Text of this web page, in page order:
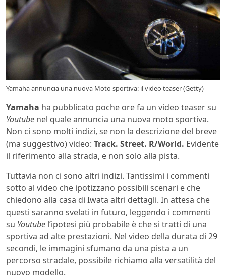
Yamaha annuncia una nuova Moto sportiva: il video teaser (Getty)
Yamaha ha pubblicato poche ore fa un video teaser su
Youtube nel quale annuncia una nuova moto sportiva.
Non ci sono molti indizi, se non la descrizione del breve
(ma suggestivo) video: Track. Street. R/World. Evidente
il riferimento alla strada, e non solo alla pista.
Tuttavia non ci sono altri indizi. Tantissimi i commenti
sotto al video che ipotizzano possibili scenari e che
chiedono alla casa di Iwata altri dettagli. In attesa che
questi saranno svelati in futuro, leggendo i commenti
su Youtube l’ipotesi più probabile è che si tratti di una
sportiva ad alte prestazioni. Nel video della durata di 29
secondi, le immagini sfumano da una pista a un
percorso stradale, possibile richiamo alla versatilità del
nuovo modello.